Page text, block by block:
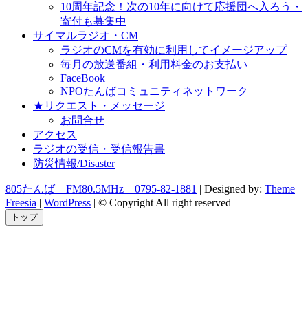
10周年記念！次の10年に向けて応援団へ入ろう・
寄付も募集中
サイマルラジオ・CM
ラジオのCMを有効に利用してイメージアップ
毎月の放送番組・利用料金のお支払い
FaceBook
NPOたんばコミュニティネットワーク
★リクエスト・メッセージ
お問合せ
アクセス
ラジオの受信・受信報告書
防災情報/Disaster
805たんば FM80.5MHz 0795-82-1881 | Designed by: Theme
Freesia | WordPress | © Copyright All right reserved
トップ